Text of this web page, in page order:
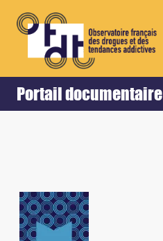
Portail documentaire
Accueil Retour